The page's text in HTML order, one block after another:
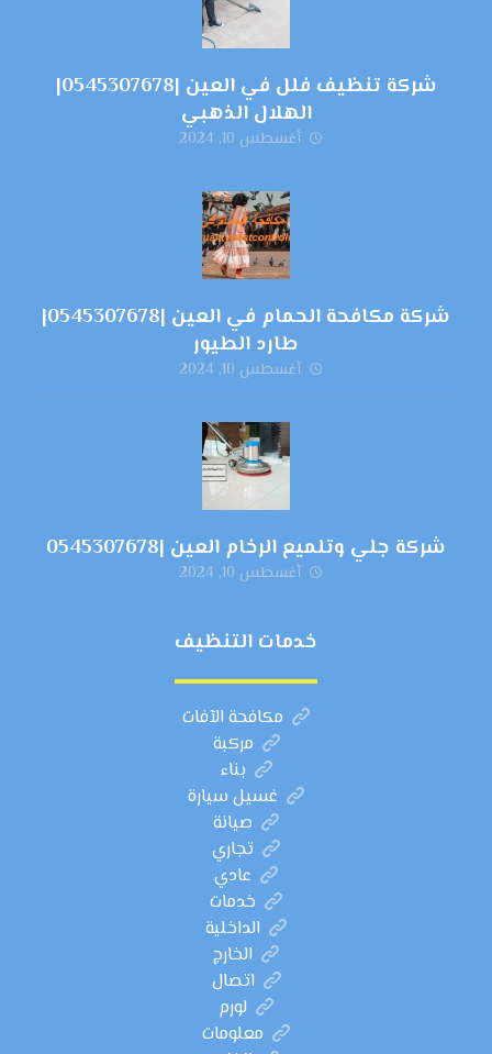
شركة تنظيف فلل في العين |0545307678|
الهلال الذهبي
أغسطس 10, 2024
شركة مكافحة الحمام في العين |0545307678|
طارد الطيور
أغسطس 10, 2024
شركة جلي وتلميع الرخام العين |0545307678
أغسطس 10, 2024
خدمات التنظيف
مكافحة الآفات
مركبة
بناء
غسيل سيارة
صيانة
تجاري
عادي
خدمات
الداخلية
الخارج
اتصال
لورم
معلومات